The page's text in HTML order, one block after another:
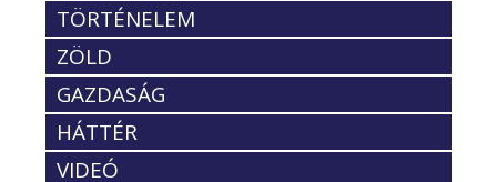
TÖRTÉNELEM
ZÖLD
GAZDASÁG
HÁTTÉR
VIDEÓ